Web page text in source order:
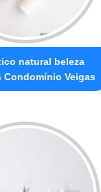
natural beleza
Condomínio Veigas